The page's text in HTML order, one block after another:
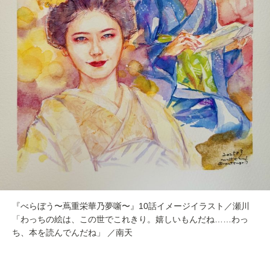
『べらぼう〜蔦重栄華乃夢噺〜』10話イメージイラスト／瀬川
「わっちの絵は、この世でこれきり。嬉しいもんだね……わっ
ち、本を読んでんだね」 ／南天